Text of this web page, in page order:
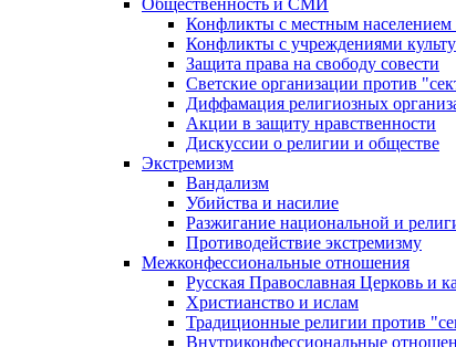
Общественность и СМИ
Конфликты с местным населением
Конфликты с учреждениями
Защита права на свободу совести
Светские организации против
Диффамация религиозных
Акции в защиту нравственности
Дискуссии о религии и обществе
Экстремизм
Вандализм
Убийства и насилие
Разжигание национальной и
Противодействие экстремизму
Межконфессиональные отношения
Русская Православная Церковь и
Христианство и ислам
Традиционные религии против
Внутриконфессиональные